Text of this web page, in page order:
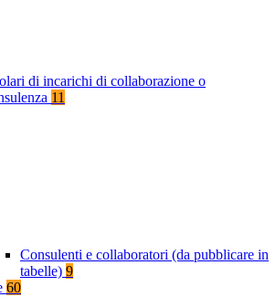
di incarichi di collaborazione o
11
Consulenti e collaboratori (da pubblicare in
tabelle) 9
60